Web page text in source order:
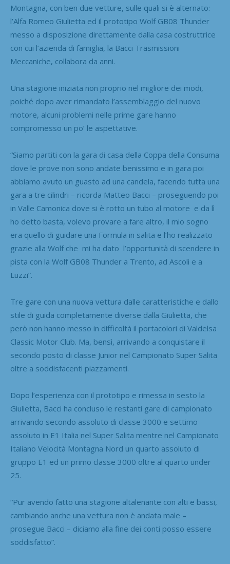
Montagna, con ben due vetture, sulle quali si è alternato:
l’Alfa Romeo Giulietta ed il prototipo Wolf GB08 Thunder
messo a disposizione direttamente dalla casa costruttrice
con cui l’azienda di famiglia, la Bacci Trasmissioni
Meccaniche, collabora da anni.
Una stagione iniziata non proprio nel migliore dei modi,
poiché dopo aver rimandato l’assemblaggio del nuovo
motore, alcuni problemi nelle prime gare hanno
compromesso un po’ le aspettative.
“Siamo partiti con la gara di casa della Coppa della Consuma
dove le prove non sono andate benissimo e in gara poi
abbiamo avuto un guasto ad una candela, facendo tutta una
gara a tre cilindri – ricorda Matteo Bacci – proseguendo poi
in Valle Camonica dove si è rotto un tubo al motore e da lì
ho detto basta, volevo provare a fare altro, il mio sogno
era quello di guidare una Formula in salita e l’ho realizzato
grazie alla Wolf che mi ha dato l’opportunità di scendere in
pista con la Wolf GB08 Thunder a Trento, ad Ascoli e a
Luzzi”.
Tre gare con una nuova vettura dalle caratteristiche e dallo
stile di guida completamente diverse dalla Giulietta, che
però non hanno messo in difficoltà il portacolori di Valdelsa
Classic Motor Club. Ma, bensì, arrivando a conquistare il
secondo posto di classe Junior nel Campionato Super Salita
oltre a soddisfacenti piazzamenti.
Dopo l’esperienza con il prototipo e rimessa in sesto la
Giulietta, Bacci ha concluso le restanti gare di campionato
arrivando secondo assoluto di classe 3000 e settimo
assoluto in E1 Italia nel Super Salita mentre nel Campionato
Italiano Velocità Montagna Nord un quarto assoluto di
gruppo E1 ed un primo classe 3000 oltre al quarto under
25.
“Pur avendo fatto una stagione altalenante con alti e bassi,
cambiando anche una vettura non è andata male –
prosegue Bacci – diciamo alla fine dei conti posso essere
soddisfatto”.